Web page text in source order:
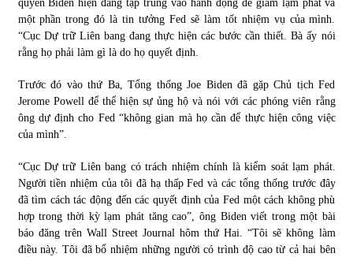
quyền Biden hiện đang tập trung vào hành động để giảm lạm phát và
một phần trong đó là tin tưởng Fed sẽ làm tốt nhiệm vụ của mình.
“Cục Dự trữ Liên bang đang thực hiện các bước cần thiết. Bà ấy nói
rằng họ phải làm gì là do họ quyết định.
Trước đó vào thứ Ba, Tổng thống Joe Biden đã gặp Chủ tịch Fed
Jerome Powell để thể hiện sự ủng hộ và nói với các phóng viên rằng
ông dự định cho Fed “không gian mà họ cần để thực hiện công việc
của mình”.
“Cục Dự trữ Liên bang có trách nhiệm chính là kiểm soát lạm phát.
Người tiền nhiệm của tôi đã hạ thấp Fed và các tổng thống trước đây
đã tìm cách tác động đến các quyết định của Fed một cách không phù
hợp trong thời kỳ lạm phát tăng cao”, ông Biden viết trong một bài
báo đăng trên Wall Street Journal hôm thứ Hai. “Tôi sẽ không làm
điều này. Tôi đã bổ nhiệm những người có trình độ cao từ cả hai bên